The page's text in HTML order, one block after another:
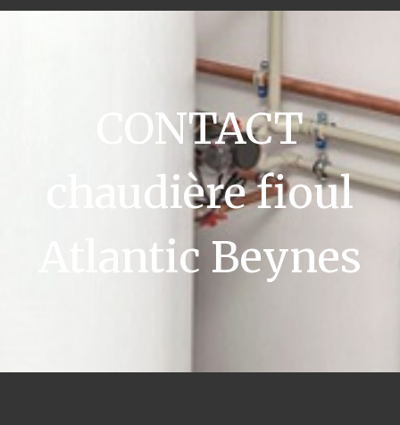
CONTACT
chaudière fioul
Atlantic Beynes